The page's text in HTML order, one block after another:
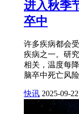
进入秋季
卒中
许多疾病都会
疾病之一。研
相关，温度每
脑卒中死亡风
快讯 2025-09-22